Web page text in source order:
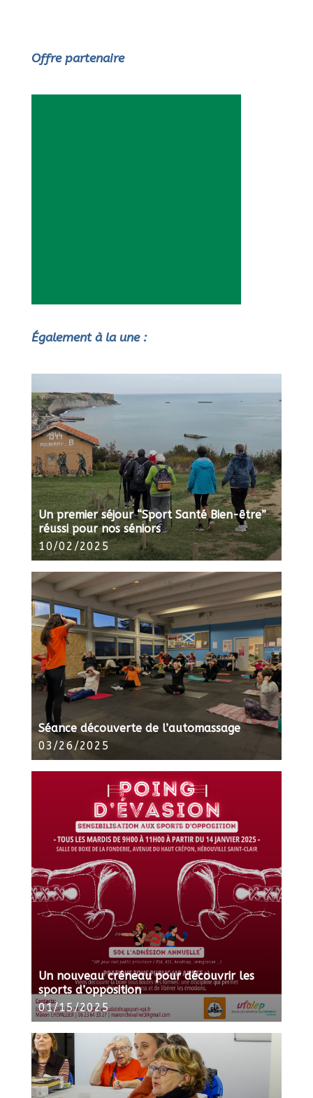
Offre partenaire
Également à la une :
Un premier séjour “Sport Santé Bien-être”
réussi pour nos séniors
10/02/2025
Séance découverte de l’automassage
03/26/2025
Un nouveau créneau pour découvrir les
sports d’opposition
01/15/2025